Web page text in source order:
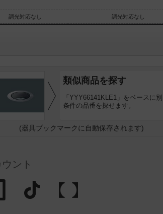
調光対応なし 調光対応なし
類似商品を探す
「YYY66141KLE1」をベースに別
条件の品番を探せます。
(器具ブックマークに自動保存されます)
ント